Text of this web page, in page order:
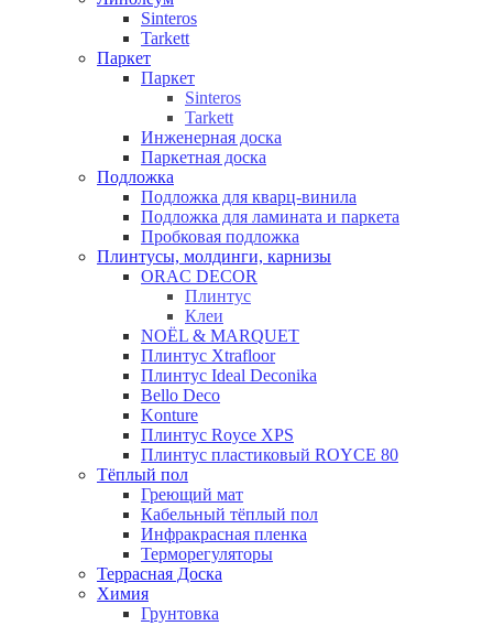
Sinteros
Tarkett
Паркет
Паркет
Sinteros
Tarkett
Инженерная доска
Паркетная доска
Подложка
Подложка для кварц-винила
Подложка для ламината и паркета
Пробковая подложка
Плинтусы, молдинги, карнизы
ORAC DECOR
Плинтус
Клеи
NOЁL & MARQUET
Плинтус Xtrafloor
Плинтус Ideal Deconika
Bello Deco
Konture
Плинтус Royce XPS
Плинтус пластиковый ROYCE 80
Тёплый пол
Греющий мат
Кабельный тёплый пол
Инфракрасная пленка
Терморегуляторы
Террасная Доска
Химия
Грунтовка